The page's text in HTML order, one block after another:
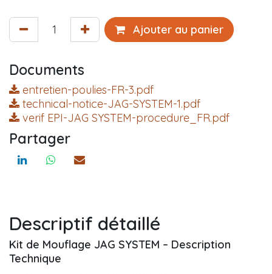
Ajouter au panier
Documents
entretien-poulies-FR-3.pdf
technical-notice-JAG-SYSTEM-1.pdf
verif EPI-JAG SYSTEM-procedure_FR.pdf
Partager
Descriptif détaillé
Kit de Mouflage JAG SYSTEM – Description
Technique